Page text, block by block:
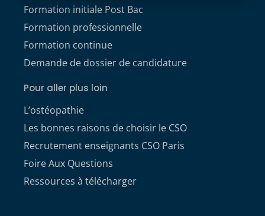
Formation initiale Post Bac
Formation professionnelle
Formation continue
Demande de dossier de candidature
Pour aller plus loin
L’ostéopathie
Les bonnes raisons de choisir le CSO
Recrutement enseignants CSO Paris
Foire Aux Questions
Ressources à télécharger